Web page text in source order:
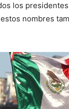
los
nombres